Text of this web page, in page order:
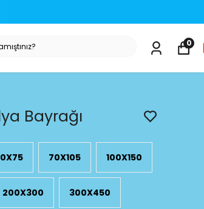
0
Bayrağı
70X105 100X150
200X300 300X450